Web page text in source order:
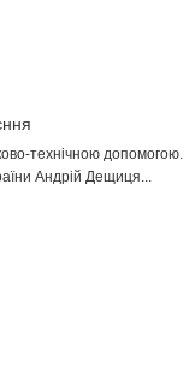
технічною допомогою.
Андрій Дещиця...